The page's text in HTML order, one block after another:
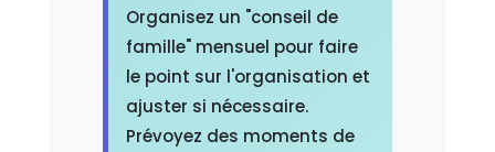
Organisez un "conseil de
famille" mensuel pour faire
le point sur l'organisation et
ajuster si nécessaire.
Prévoyez des moments de